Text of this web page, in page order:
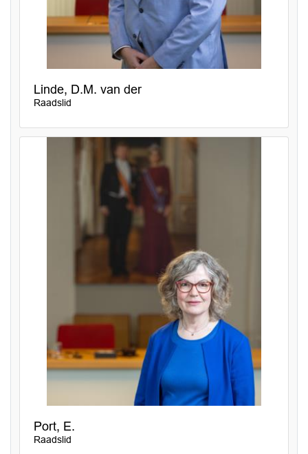
Linde, D.M. van der
Raadslid
Port, E.
Raadslid